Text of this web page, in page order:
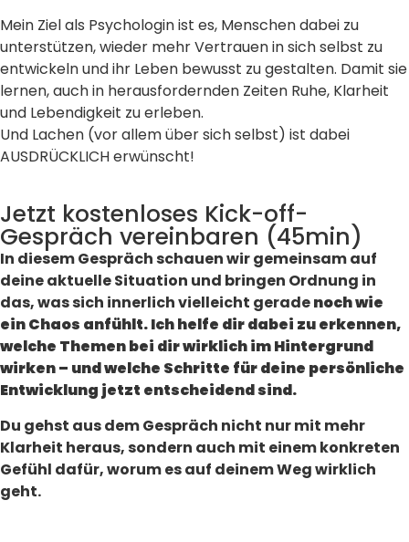
Mein Ziel als Psychologin ist es, Menschen dabei zu
unterstützen, wieder mehr Vertrauen in sich selbst zu
entwickeln und ihr Leben bewusst zu gestalten. Damit sie
lernen, auch in herausfordernden Zeiten Ruhe, Klarheit
und Lebendigkeit zu erleben.
Und Lachen (vor allem über sich selbst) ist dabei
AUSDRÜCKLICH erwünscht!
Jetzt kostenloses Kick-off-
Gespräch vereinbaren (45min)
In diesem Gespräch schauen wir gemeinsam auf
deine aktuelle Situation und bringen Ordnung in
das, was sich innerlich vielleicht geradenoch wie
ein Chaos anfühlt. Ich helfe dir dabei zu erkennen,
welche Themen bei dir wirklich im Hintergrund
wirken – und welche Schritte für deine persönliche
Entwicklung jetzt entscheidend sind.
Du gehst aus dem Gespräch nicht nur mit mehr
Klarheit heraus, sondern auch mit einem konkreten
Gefühl dafür, worum es auf deinem Weg wirklich
geht.